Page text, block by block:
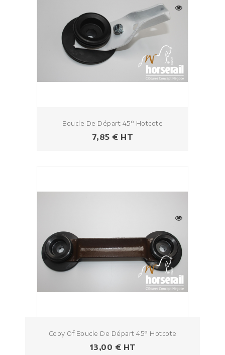
Boucle De Départ 45° Hotcote
Prezzo
7,85 € HT
Copy Of Boucle De Départ 45° Hotcote
Prezzo
13,00 € HT